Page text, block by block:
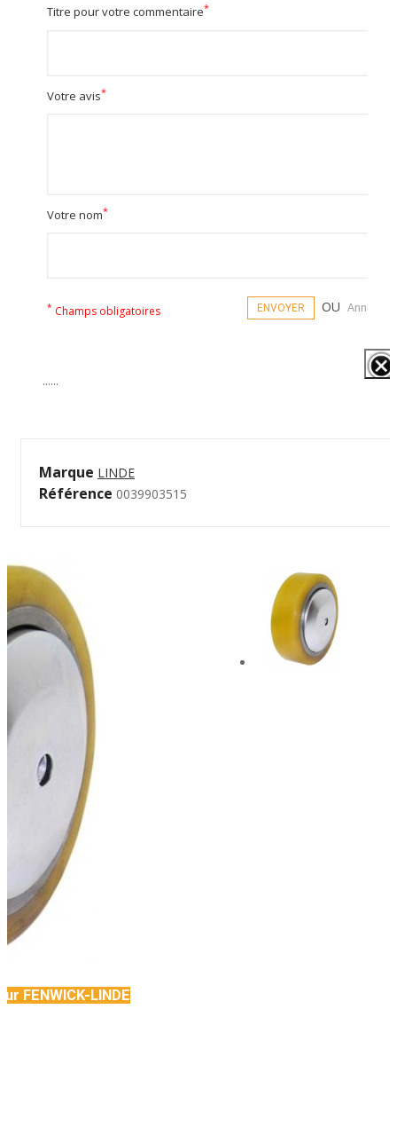
Titre pour votre commentaire*
Votre avis*
Votre nom*
* Champs obligatoires ENVOYER OU Annuler
......
Marque LINDE
Référence 0039903515
FENWICK-LINDE